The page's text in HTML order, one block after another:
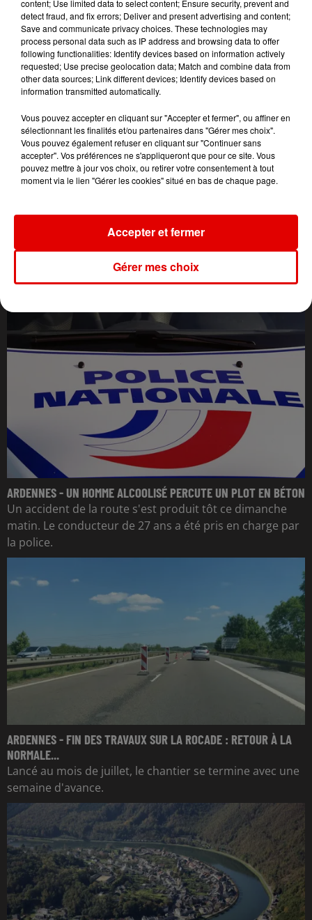
She Doesn't Mind Fever Dream Girlfriend
L'ACTU DES ARDENNES
ARDENNES - UN HOMME ALCOOLISÉ PERCUTE UN PLOT EN BÉTON
Un accident de la route s'est produit tôt ce dimanche
matin. Le conducteur de 27 ans a été pris en charge par
la police.
ARDENNES - FIN DES TRAVAUX SUR LA ROCADE : RETOUR À LA
NORMALE...
Lancé au mois de juillet, le chantier se termine avec une
semaine d'avance.
content; Use limited data to select content; Ensure security, prevent and
detect fraud, and fix errors; Deliver and present advertising and content;
Save and communicate privacy choices. These technologies may
process personal data such as IP address and browsing data to offer
following functionalities: Identify devices based on information actively
requested; Use precise geolocation data; Match and combine data from
other data sources; Link different devices; Identify devices based on
information transmitted automatically.
Vous pouvez accepter en cliquant sur "Accepter et fermer", ou affiner en
sélectionnant les finalités et/ou partenaires dans "Gérer mes choix".
Vous pouvez également refuser en cliquant sur "Continuer sans
accepter". Vos préférences ne s'appliqueront que pour ce site. Vous
pouvez mettre à jour vos choix, ou retirer votre consentement à tout
moment via le lien "Gérer les cookies" situé en bas de chaque page.
Gérer mes choix
Accepter et fermer